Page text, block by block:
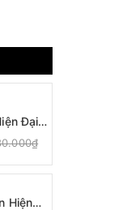
Đại
Bản
T036
Hiện